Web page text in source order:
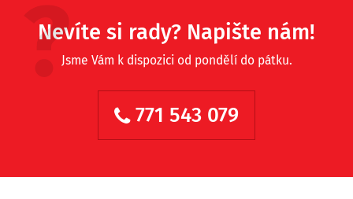
Nevíte si rady? Napište nám!
Jsme Vám k dispozici od pondělí do pátku.
771 543 079